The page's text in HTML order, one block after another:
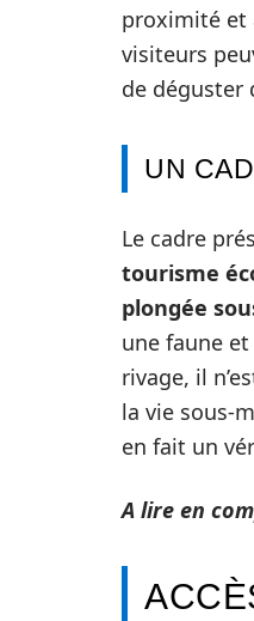
proximité et
visiteurs
de déguster
UN
Le cadre
tourisme
plongée
une faune
rivage, il
la vie sous-
en fait un
A lire en